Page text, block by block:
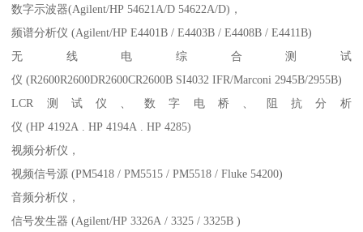
数字示波器(Agilent/HP 54621A/D 54622A/D)，
频谱分析仪 (Agilent/HP E4401B / E4403B / E4408B / E4411B)
无线电综合测试
仪 (R2600R2600DR2600CR2600B SI4032 IFR/Marconi 2945B/2955B)
LCR测试仪、数字电桥、阻抗分析
仪 (HP 4192A . HP 4194A . HP 4285)
视频分析仪，
视频信号源 (PM5418 / PM5515 / PM5518 / Fluke 54200)
音频分析仪，
信号发生器 (Agilent/HP 3326A / 3325 / 3325B )